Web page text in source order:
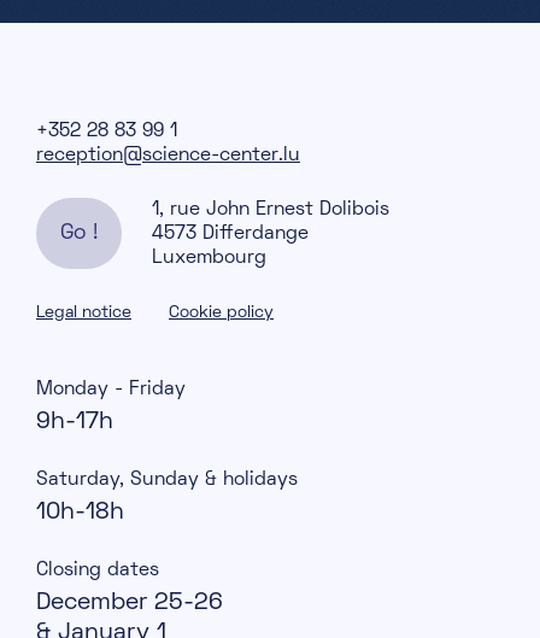
+352 28 83 99 1
reception@science-center.lu
Go !
1, rue John Ernest Dolibois
4573 Differdange
Luxembourg
Legal notice Cookie policy
Monday - Friday
9h-17h
Saturday, Sunday & holidays
10h-18h
Closing dates
December 25-26
& January 1